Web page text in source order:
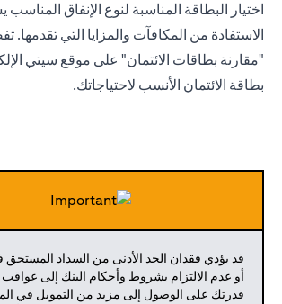
اختيار البطاقة المناسبة لنوع الإنفاق
الاستفادة من المكافآت والمزايا التي تقدمها.
"مقارنة بطاقات الائتمان" على موقع سيتي
بطاقة الائتمان الأنسب لاحتياجاتك.
قد يؤدي فقدان الحد الأدنى من السداد
أو عدم الالتزام بشروط وأحكام البنك إلى
قدرتك على الوصول إلى مزيد من التمويل في